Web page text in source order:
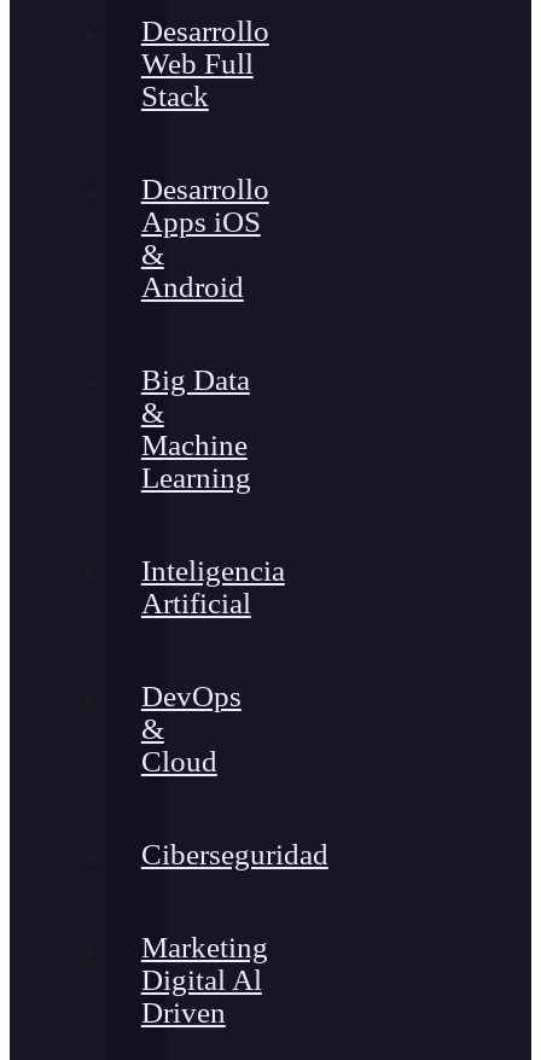
Desarrollo
Web Full
Stack
Desarrollo
Apps iOS
&
Android
Big Data
&
Machine
Learning
Inteligencia
Artificial
DevOps
&
Cloud
Ciberseguridad
Marketing
Digital Al
Driven